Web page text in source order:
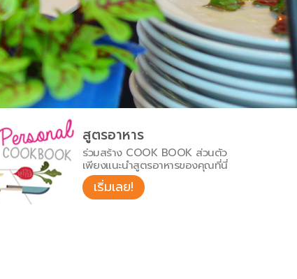
สูตรอาหาร
ร่วมสร้าง COOK BOOK ส่วนตัว
เพียงแนะนำสูตรอาหารของคุณที่นี่
เริ่มเลย!